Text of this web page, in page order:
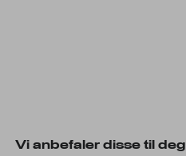
Vi anbefaler disse til deg